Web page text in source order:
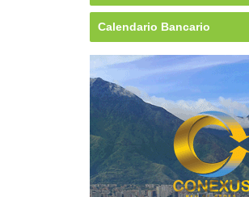
Calendario Bancario